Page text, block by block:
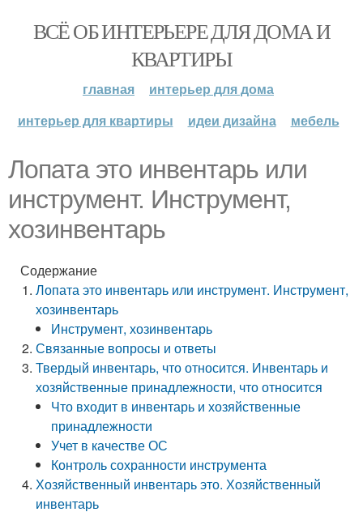
ВСЁ ОБ ИНТЕРЬЕРЕ ДЛЯ ДОМА И
КВАРТИРЫ
главная
интерьер для дома
интерьер для квартиры
идеи дизайна мебель
Лопата это инвентарь или
инструмент. Инструмент,
хозинвентарь
Содержание
Лопата это инвентарь или инструмент. Инструмент,
хозинвентарь
Инструмент, хозинвентарь
Связанные вопросы и ответы
Твердый инвентарь, что относится. Инвентарь и
хозяйственные принадлежности, что относится
Что входит в инвентарь и хозяйственные
принадлежности
Учет в качестве ОС
Контроль сохранности инструмента
Хозяйственный инвентарь это. Хозяйственный
инвентарь